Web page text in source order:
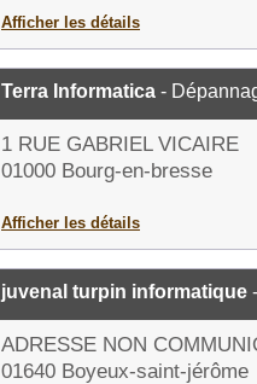
Afficher les détails
Terra Informatica -
1 RUE GABRIEL VICAIRE
01000 Bourg-en-bresse
Afficher les détails
juvenal turpin informatique
ADRESSE NON
01640 Boyeux-saint-jérôme